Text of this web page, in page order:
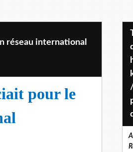
réseau international
pour le